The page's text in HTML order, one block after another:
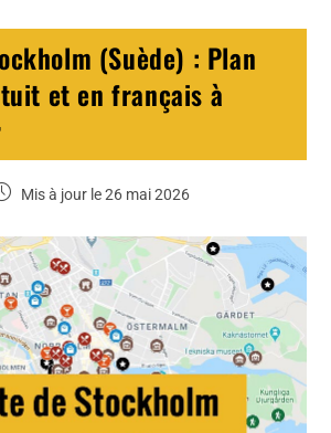
(Suède) : Plan
et en français à
Mis à jour le 26 mai 2026